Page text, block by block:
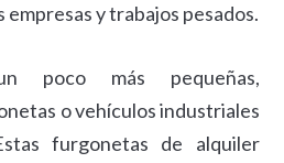
empresas y trabajos pesados.
poco más pequeñas,
o vehículos industriales
furgonetas de alquiler